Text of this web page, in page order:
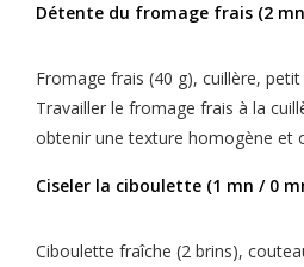
Détente du fromage frais (2
Fromage frais (40 g), cuillère,
Travailler le fromage frais à la
obtenir une texture homogène et
Ciseler la ciboulette (1 mn / 0
Ciboulette fraîche (2 brins),